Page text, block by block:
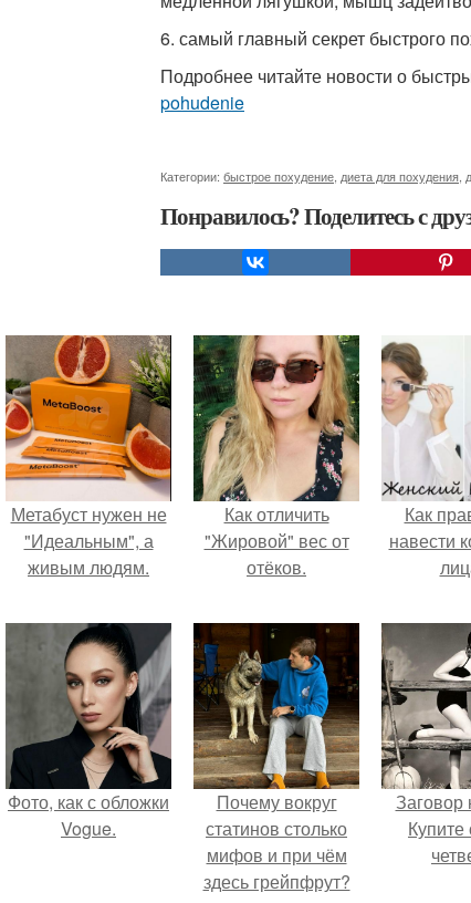
6. самый главный секрет быстрого
Подробнее читайте новости о
pohudenie
Категории: быстрое похудение диета для похудения
Понравилось? Поделитесь с
Метабуст нужен не
"Идеальным", а
живым людям.
Как отличить
"Жировой" вес от
отёков.
Как
навести
Фото, как с обложки
Vogue.
Почему вокруг
статинов столько
мифов и при чём
здесь грейпфрут?
Заговор
Купите